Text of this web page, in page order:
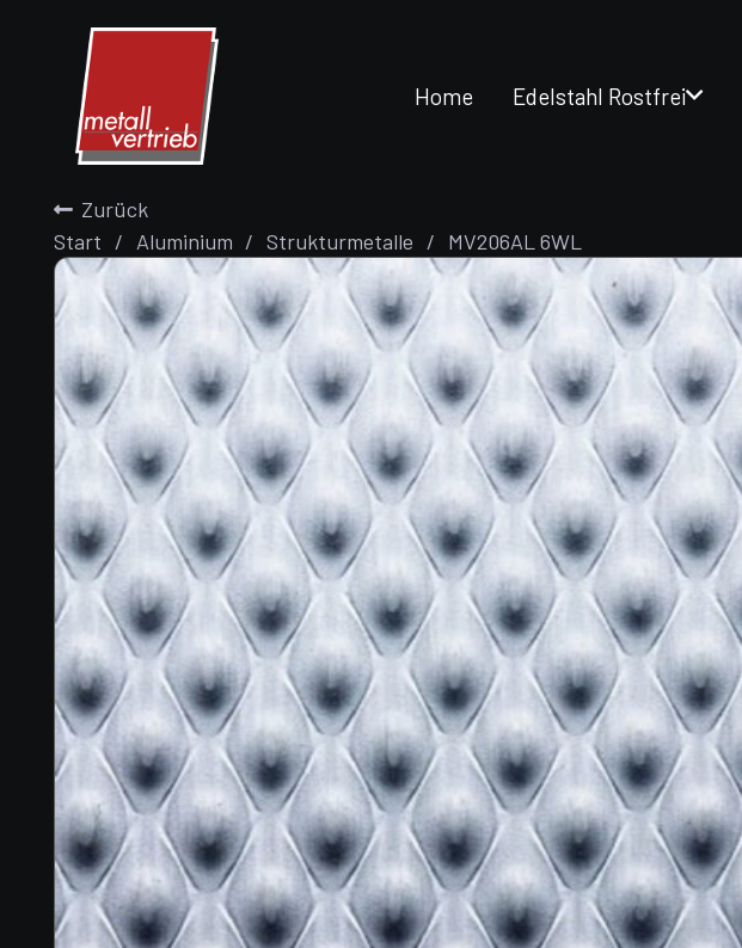
Home Edelstahl Rostfrei
Zurück
Start / Aluminium / Strukturmetalle / MV206AL 6WL